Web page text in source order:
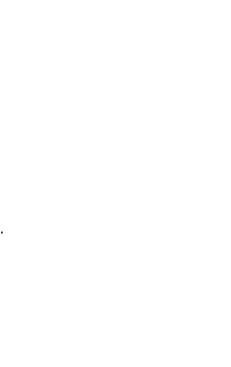
.